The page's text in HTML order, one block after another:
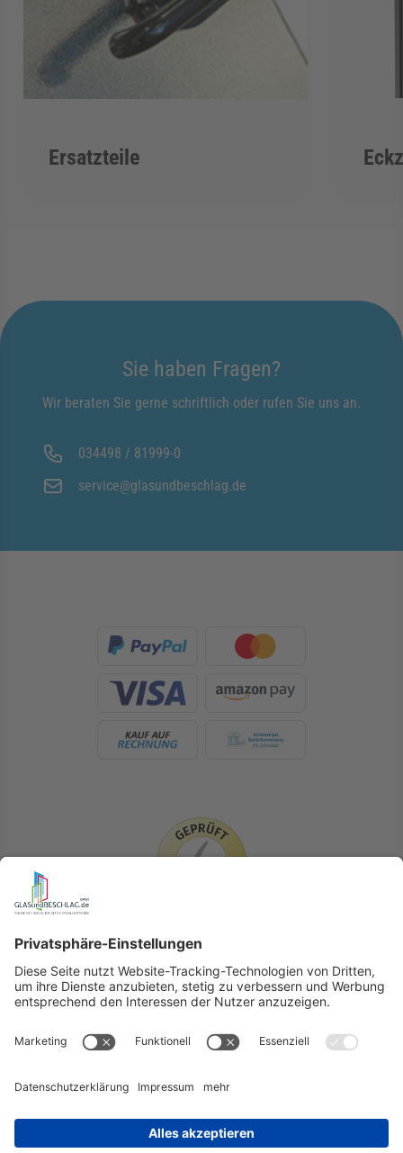
Ersatzteile
Sie haben Fragen?
Wir beraten Sie gerne schriftlich oder rufen Sie uns an.
034498 / 81999-0
service@glasundbeschlag.de
HerstellerBeratungFAQGlossarKontaktNewsletterTEAM
Widerruf